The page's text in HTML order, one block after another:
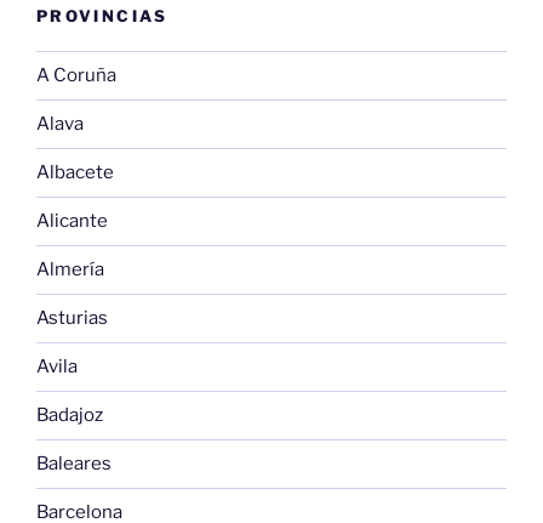
PROVINCIAS
A Coruña
Alava
Albacete
Alicante
Almería
Asturias
Avila
Badajoz
Baleares
Barcelona